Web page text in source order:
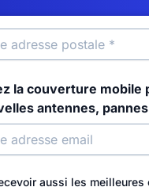
la couverture mobile
antennes,
aussi les meilleures